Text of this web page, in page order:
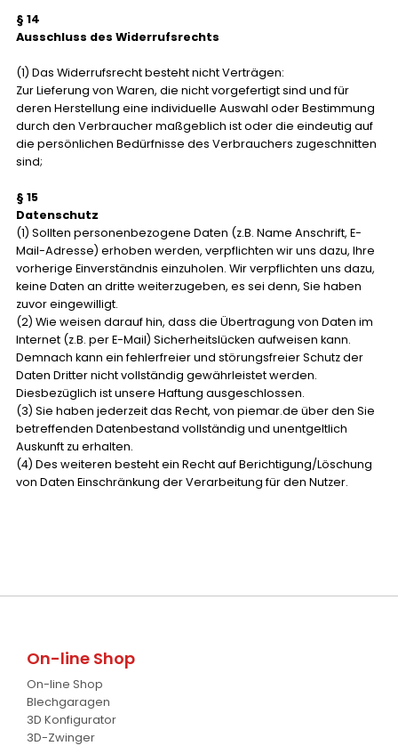
§ 14
Ausschluss des Widerrufsrechts
(1) Das Widerrufsrecht besteht nicht Verträgen:
Zur Lieferung von Waren, die nicht vorgefertigt sind und für
deren Herstellung eine individuelle Auswahl oder Bestimmung
durch den Verbraucher maßgeblich ist oder die eindeutig auf
die persönlichen Bedürfnisse des Verbrauchers zugeschnitten
sind;
§ 15
Datenschutz
(1) Sollten personenbezogene Daten (z.B. Name Anschrift, E-
Mail-Adresse) erhoben werden, verpflichten wir uns dazu, Ihre
vorherige Einverständnis einzuholen. Wir verpflichten uns dazu,
keine Daten an dritte weiterzugeben, es sei denn, Sie haben
zuvor eingewilligt.
(2) Wie weisen darauf hin, dass die Übertragung von Daten im
Internet (z.B. per E-Mail) Sicherheitslücken aufweisen kann.
Demnach kann ein fehlerfreier und störungsfreier Schutz der
Daten Dritter nicht vollständig gewährleistet werden.
Diesbezüglich ist unsere Haftung ausgeschlossen.
(3) Sie haben jederzeit das Recht, von piemar.de über den Sie
betreffenden Datenbestand vollständig und unentgeltlich
Auskunft zu erhalten.
(4) Des weiteren besteht ein Recht auf Berichtigung/Löschung
von Daten Einschränkung der Verarbeitung für den Nutzer.
On-line Shop
On-line Shop
Blechgaragen
3D Konfigurator
3D-Zwinger